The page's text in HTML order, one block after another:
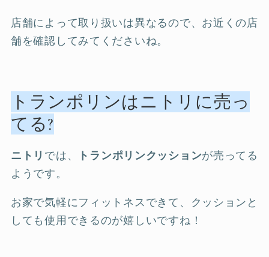
店舗によって取り扱いは異なるので、お近くの店
舗を確認してみてくださいね。
トランポリンはニトリに売っ
てる?
ニトリ では、 トランポリンクッションが売ってる
ようです。
お家で気軽にフィットネスできて、クッションと
しても使用できるのが嬉しいですね！